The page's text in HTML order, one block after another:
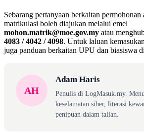
Sebarang pertanyaan berkaitan permohonan
matrikulasi boleh diajukan melalui emel
mohon.matrik@moe.gov.my atau
4083 / 4042 / 4098. Untuk laluan
juga panduan berkaitan UPU dan biasiswa
AH
Adam Haris
Penulis di LogMasuk.my.
keselamatan siber, literasi
penipuan dalam talian.